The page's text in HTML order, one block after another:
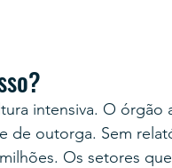
intensiva. O órgão
outorga. Sem
Os setores